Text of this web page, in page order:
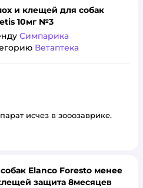
и клещей для собак
10мг №3
Симпарика
Ветаптека
исчез в зооозаврике.
Elanco Foresto менее
защита 8месяцев